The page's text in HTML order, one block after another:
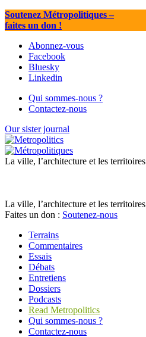
Soutenez Métropolitiques–
faites un don !
Abonnez-vous
Facebook
Bluesky
Linkedin
Qui sommes-nous ?
Contactez-nous
Our sister journal
La ville, l’architecture et les territoires
La ville, l’architecture et les territoires
Faites un don : Soutenez-nous
Terrains
Commentaires
Essais
Débats
Entretiens
Dossiers
Podcasts
Read Metropolitics
Qui sommes-nous ?
Contactez-nous